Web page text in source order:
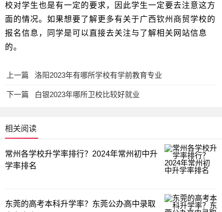
校对学生也是有一定的要求，因此学生一定要去注意这方
面的情况。如果想要了解更多有关于广西钦州商贸学校的
报名信息，同学是可以直接去关注与了解相关网站信息
的。
上一篇 洛阳2023年有哪所学校有学前教育专业
下一篇 白银2023年哪所卫校比较好就业
相关阅读
常州各学校升学率排行？2024年常州初中升
学率排名
东莞的高考本科升学率？东莞公办高中录取